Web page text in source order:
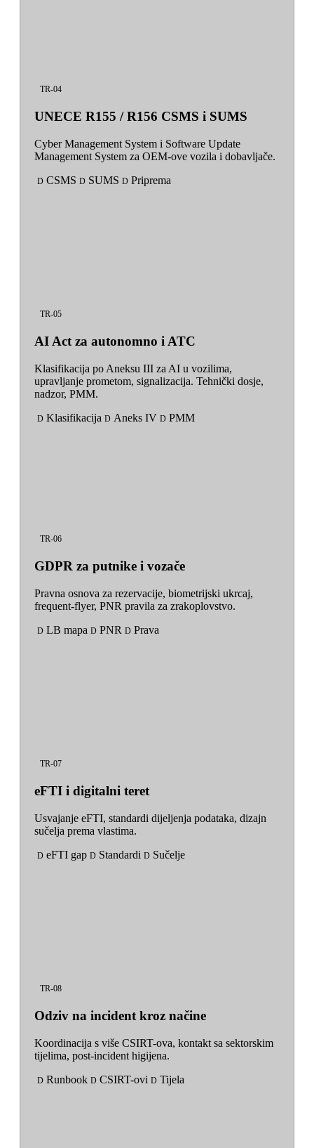
TR-04
UNECE R155 / R156 CSMS i SUMS
Cyber Management System i Software Update
Management System za OEM-ove vozila i dobavljače.
D CSMS D SUMS D Priprema
TR-05
AI Act za autonomno i ATC
Klasifikacija po Aneksu III za AI u vozilima,
upravljanje prometom, signalizacija. Tehnički dosje,
nadzor, PMM.
D Klasifikacija D Aneks IV D PMM
TR-06
GDPR za putnike i vozače
Pravna osnova za rezervacije, biometrijski ukrcaj,
frequent-flyer, PNR pravila za zrakoplovstvo.
D LB mapa D PNR D Prava
TR-07
eFTI i digitalni teret
Usvajanje eFTI, standardi dijeljenja podataka, dizajn
sučelja prema vlastima.
D eFTI gap D Standardi D Sučelje
TR-08
Odziv na incident kroz načine
Koordinacija s više CSIRT-ova, kontakt sa sektorskim
tijelima, post-incident higijena.
D Runbook D CSIRT-ovi D Tijela